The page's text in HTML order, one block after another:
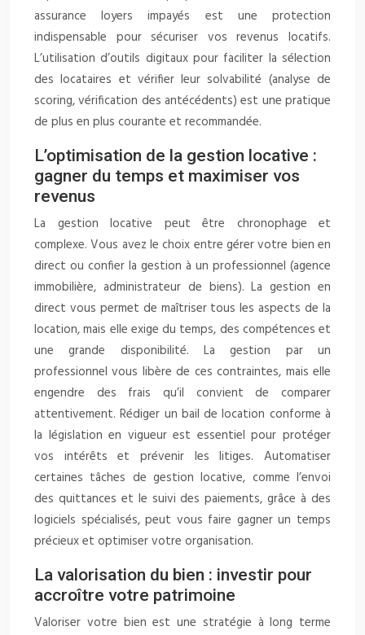
assurance loyers impayés est une protection
indispensable pour sécuriser vos revenus locatifs.
L’utilisation d’outils digitaux pour faciliter la sélection
des locataires et vérifier leur solvabilité (analyse de
scoring, vérification des antécédents) est une pratique
de plus en plus courante et recommandée.
L’optimisation de la gestion locative :
gagner du temps et maximiser vos
revenus
La gestion locative peut être chronophage et
complexe. Vous avez le choix entre gérer votre bien en
direct ou confier la gestion à un professionnel (agence
immobilière, administrateur de biens). La gestion en
direct vous permet de maîtriser tous les aspects de la
location, mais elle exige du temps, des compétences et
une grande disponibilité. La gestion par un
professionnel vous libère de ces contraintes, mais elle
engendre des frais qu’il convient de comparer
attentivement. Rédiger un bail de location conforme à
la législation en vigueur est essentiel pour protéger
vos intérêts et prévenir les litiges. Automatiser
certaines tâches de gestion locative, comme l’envoi
des quittances et le suivi des paiements, grâce à des
logiciels spécialisés, peut vous faire gagner un temps
précieux et optimiser votre organisation.
La valorisation du bien : investir pour
accroître votre patrimoine
Valoriser votre bien est une stratégie à long terme